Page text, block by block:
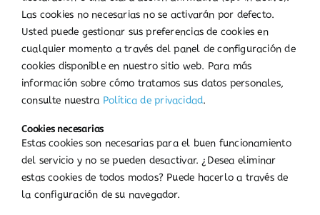
Las cookies no necesarias no se activarán por defecto.
Usted puede gestionar sus preferencias de cookies en
cualquier momento a través del panel de configuración de
cookies disponible en nuestro sitio web. Para más
información sobre cómo tratamos sus datos personales,
consulte nuestra Política de privacidad.
Cookies necesarias
Estas cookies son necesarias para el buen funcionamiento
del servicio y no se pueden desactivar. ¿Desea eliminar
estas cookies de todos modos? Puede hacerlo a través de
la configuración de su navegador.